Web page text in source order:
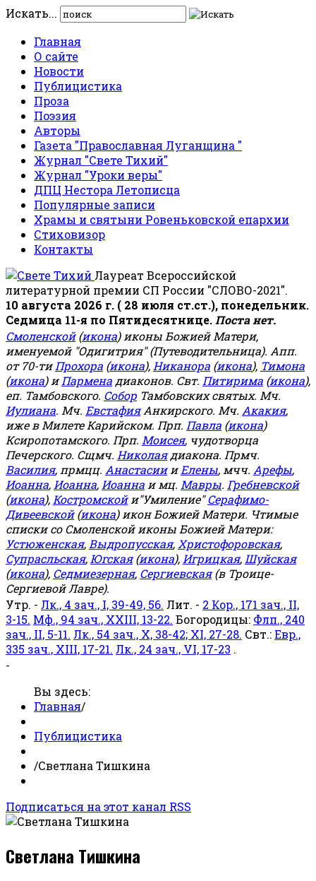
Искать...
Главная
О сайте
Новости
Публицистика
Проза
Поэзия
Авторы
Газета "Православная Луганщина "
Журнал "Свете Тихий"
Журнал "Уроки веры"
ДПЦ Нестора Летописца
Популярные записи
Храмы и святыни Ровеньковской епархии
Стиховизор
Контакты
Лауреат Всероссийской
литературной премии СП России "СЛОВО-2021".
10 августа 2026 г. ( 28 июля ст.ст.), понедельник.
Седмица 11-я по Пятидесятнице. Поста нет.
Смоленской(икона) иконы Божией Матери,
именуемой "Одигитрия" (Путеводительница). Апп.
от 70-тиПрохора (икона), Никанора (икона), Тимона
(икона) иПармена диаконов. Свт. Питирима (икона),
еп. Тамбовского. Собор Тамбовских святых. Мч.
Иулиана. Мч. ЕвстафияАнкирского. Мч. Акакия,
иже в Милете Карийском. Прп. Павла (икона)
Ксиропотамского. Прп. Моисея, чудотворца
Печерского. Сщмч. Николаядиакона. Прмч.
Василия, прмцц. АнастасиииЕлены, мчч. Арефы,
Иоанна, Иоанна, Иоанна и мц. Мавры. Гребневской
(икона), Костромскойи"Умиление"Серафимо-
Дивеевской(икона) икон Божией Матери. Чтимые
списки со Смоленской иконы Божией Матери:
Устюженская, Выдропусская, Христофоровская,
Супрасльская, Югская(икона), Игрицкая, Шуйская
(икона), Седмиезерная, Сергиевская(в Троице-
Сергиевой Лавре).
Утр. - Лк., 4 зач., I, 39-49, 56. Лит. - 2 Кор., 171 зач., II,
3-15. Мф., 94 зач., XXIII, 13-22. Богородицы: Флп., 240
зач., II, 5-11. Лк., 54 зач., X, 38-42; XI, 27-28. Свт.:Евр.,
335 зач., XIII, 17-21. Лк., 24 зач., VI, 17-23 .
-
Вы здесь:
Главная/
Публицистика
/Светлана Тишкина
Подписаться на этот канал RSS
Светлана Тишкина